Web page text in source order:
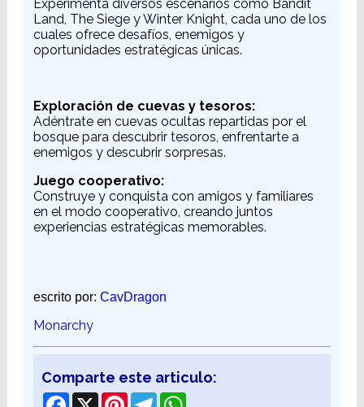
Experimenta diversos escenarios como Bandit
Land, The Siege y Winter Knight, cada uno de los
cuales ofrece desafíos, enemigos y
oportunidades estratégicas únicas.
Exploración de cuevas y tesoros:
Adéntrate en cuevas ocultas repartidas por el
bosque para descubrir tesoros, enfrentarte a
enemigos y descubrir sorpresas.
Juego cooperativo:
Construye y conquista con amigos y familiares
en el modo cooperativo, creando juntos
experiencias estratégicas memorables.
escrito por: CavDragon
Monarchy
Comparte este articulo:
Facebook
X PinterestTelegramWhatsApp